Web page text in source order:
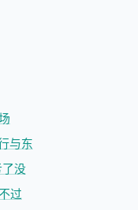
与东
没
过